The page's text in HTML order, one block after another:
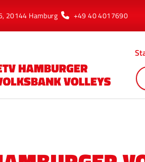
20144 Hamburg +49 40 4017690